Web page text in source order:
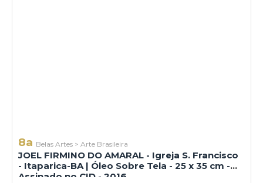
8a Belas Artes > Arte Brasileira
JOEL FIRMINO DO AMARAL - Igreja S. Francisco
- Itaparica-BA | Óleo Sobre Tela - 25 x 35 cm -
Assinado no CID - 2016